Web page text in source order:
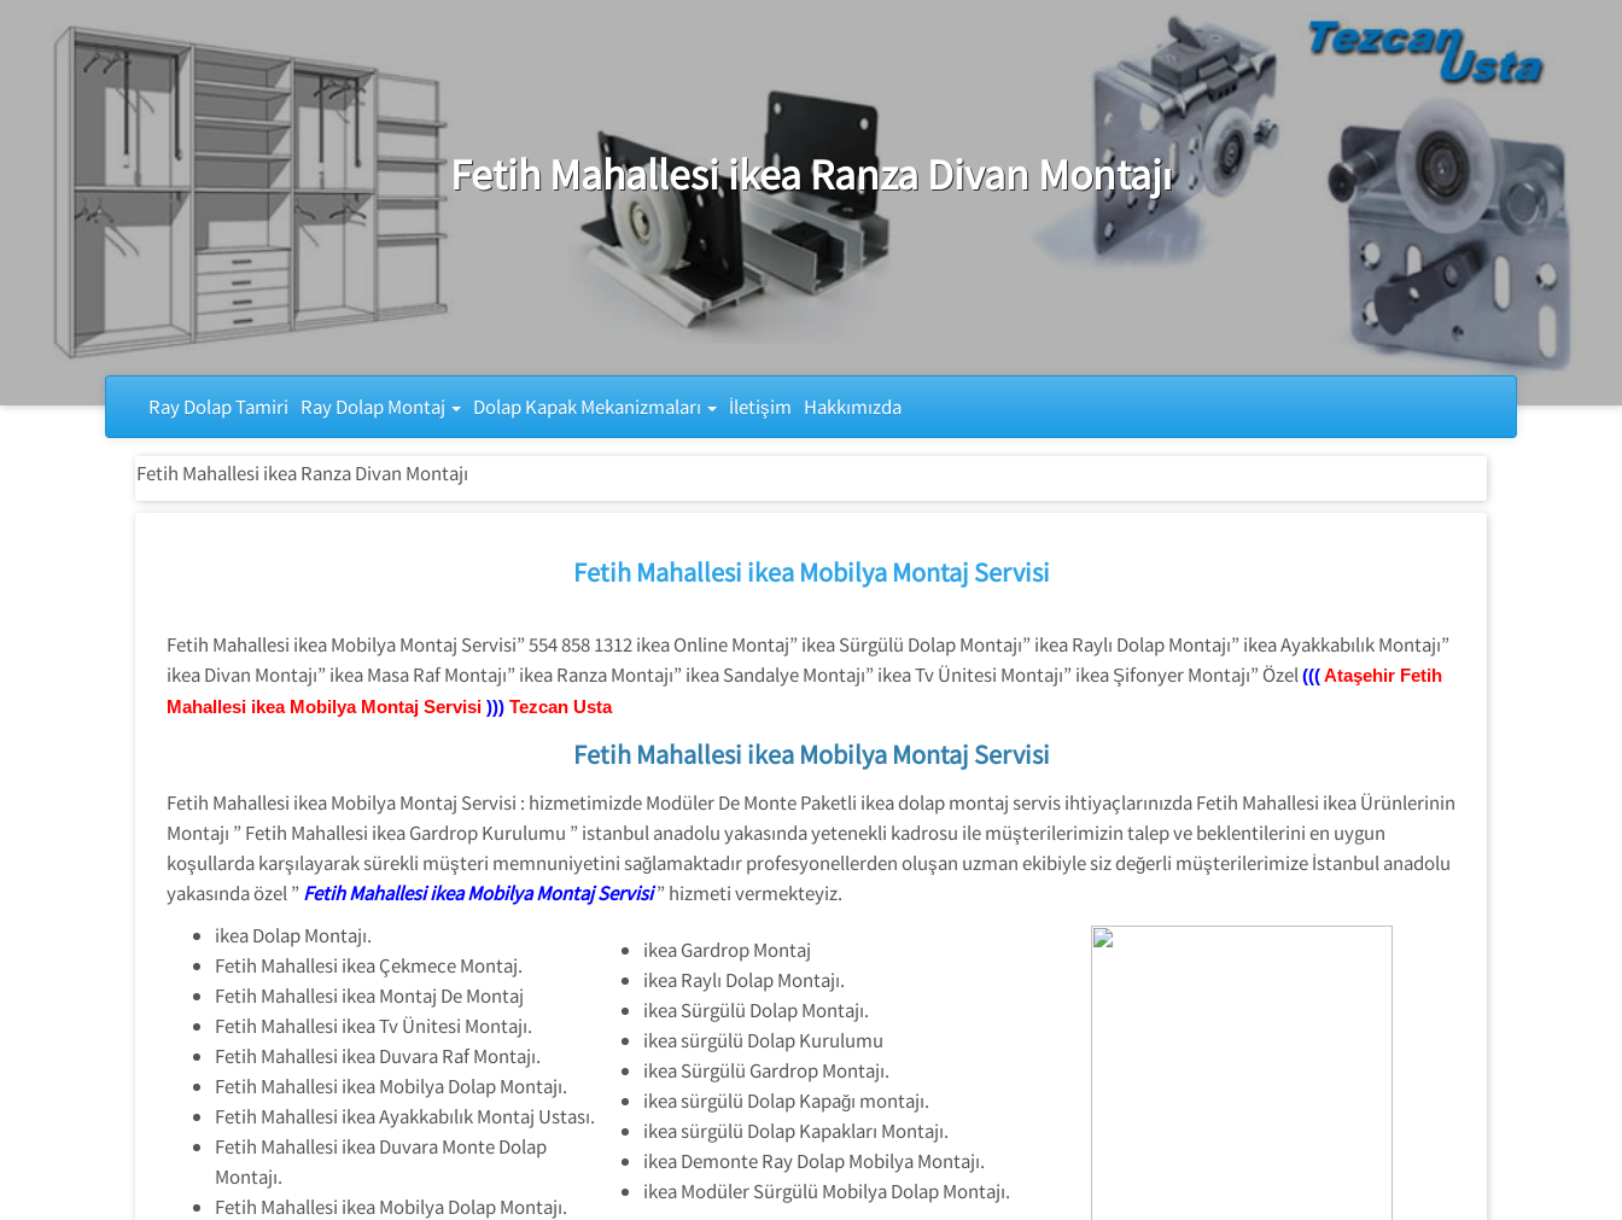
Fetih Mahallesi ikea Ranza Divan Montajı
Ray Dolap Tamiri Ray Dolap Montaj Dolap Kapak Mekanizmaları İletişim Hakkımızda
Fetih Mahallesi ikea Ranza Divan Montajı
Fetih Mahallesi ikea Mobilya Montaj Servisi
Fetih Mahallesi ikea Mobilya Montaj Servisi” 554 858 1312 ikea Online Montaj” ikea Sürgülü Dolap Montajı” ikea Raylı Dolap Montajı” ikea Ayakkabılık Montajı”
ikea Divan Montajı” ikea Masa Raf Montajı” ikea Ranza Montajı” ikea Sandalye Montajı” ikea Tv Ünitesi Montajı” ikea Şifonyer Montajı” Özel (((Ataşehir Fetih
Mahallesi ikea Mobilya Montaj Servisi ))) Tezcan Usta
Fetih Mahallesi ikea Mobilya Montaj Servisi
Fetih Mahallesi ikea Mobilya Montaj Servisi : hizmetimizde Modüler De Monte Paketli ikea dolap montaj servis ihtiyaçlarınızda Fetih Mahallesi ikea Ürünlerinin
Montajı ” Fetih Mahallesi ikea Gardrop Kurulumu ” istanbul anadolu yakasında yetenekli kadrosu ile müşterilerimizin talep ve beklentilerini en uygun
koşullarda karşılayarak sürekli müşteri memnuniyetini sağlamaktadır profesyonellerden oluşan uzman ekibiyle siz değerli müşterilerimize İstanbul anadolu
yakasında özel ” Fetih Mahallesi ikea Mobilya Montaj Servisi” hizmeti vermekteyiz.
ikea Dolap Montajı.
Fetih Mahallesi ikea Çekmece Montaj.
Fetih Mahallesi ikea Montaj De Montaj
Fetih Mahallesi ikea Tv Ünitesi Montajı.
Fetih Mahallesi ikea Duvara Raf Montajı.
Fetih Mahallesi ikea Mobilya Dolap Montajı.
Fetih Mahallesi ikea Ayakkabılık Montaj Ustası.
Fetih Mahallesi ikea Duvara Monte Dolap
Montajı.
Fetih Mahallesi ikea Mobilya Dolap Montajı.
ikea Gardrop Montaj
ikea Raylı Dolap Montajı.
ikea Sürgülü Dolap Montajı.
ikea sürgülü Dolap Kurulumu
ikea Sürgülü Gardrop Montajı.
ikea sürgülü Dolap Kapağı montajı.
ikea sürgülü Dolap Kapakları Montajı.
ikea Demonte Ray Dolap Mobilya Montajı.
ikea Modüler Sürgülü Mobilya Dolap Montajı.